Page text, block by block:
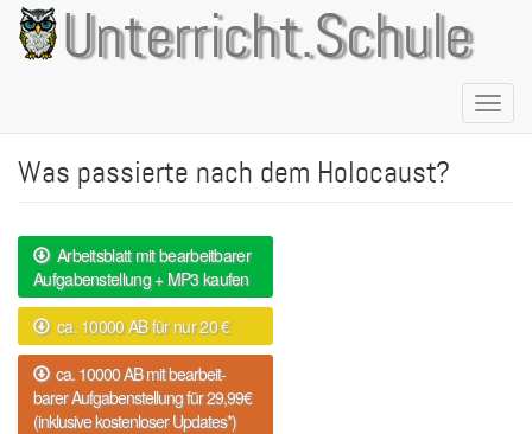
Direkt
zum
Inhalt
Unterricht.Schule
Was passierte nach dem Holocaust?
Arbeitsblatt mit bearbeitbarer
Aufgabenstellung + MP3 kaufen
ca. 10000 AB für nur 20 €
ca. 10000 AB mit bearbeit-
barer Aufgabenstellung für 29,99€
(inklusive kostenloser Updates*)